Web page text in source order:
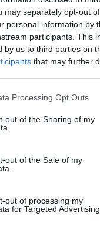
may separately opt-out
personal information by
participants. This
by us to third parties on
that may further
this website/app uses one
visit or usage behaviour.
to Google and its
below specified purposes
Processing Opt Outs
out of the Sharing of my
out of the Sale of my
out of processing my
for Targeted Advertising.
kötete
mutatták be. Írt
filmforgatókönyveket.
regényei: Zenga
metró,
Csók, anyu és az
könyvpiacon
Jubileum